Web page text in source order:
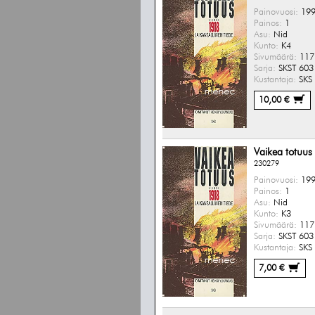
Painovuosi:
Painos: 1
Asu: Nid
Kunto: K4
Sivumäärä:
Sarja: SKST 603
Kustantaja: SKS
10,00 €
Vaikea totuus
230279
Painovuosi:
Painos:
Asu: Nid
Kunto: K3
Sivumäärä:
Sarja: SKST 603
Kustantaja: SKS
7,00 €